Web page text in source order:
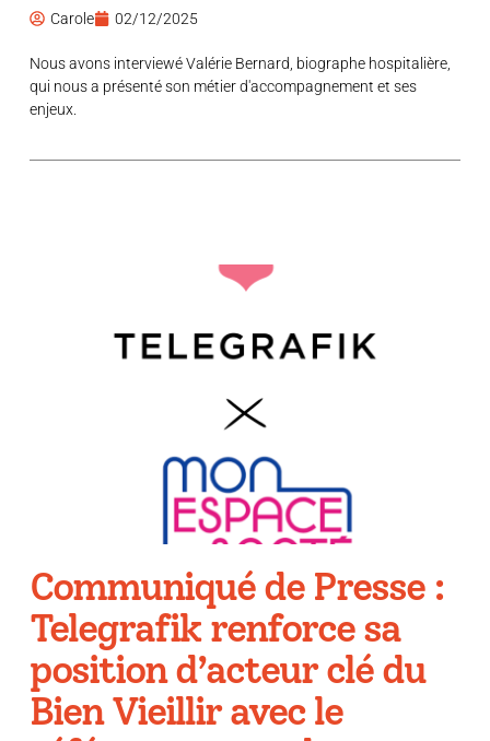
Carole 02/12/2025
Nous avons interviewé Valérie Bernard, biographe hospitalière,
qui nous a présenté son métier d'accompagnement et ses
enjeux.
Communiqué de Presse :
Telegrafik renforce sa
position d’acteur clé du
Bien Vieillir avec le